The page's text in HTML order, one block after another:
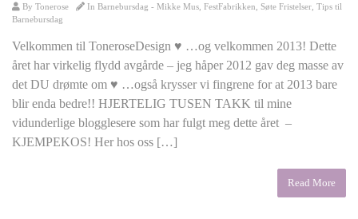
By Tonerose In Barnebursdag - Mikke Mus FestFabrikken Søte Fristelser Tips til
Barnebursdag
Velkommen til ToneroseDesign ♥ …og velkommen 2013! Dette
året har virkelig flydd avgårde – jeg håper 2012 gav deg masse av
det DU drømte om ♥ …også krysser vi fingrene for at 2013 bare
blir enda bedre!! HJERTELIG TUSEN TAKK til mine
vidunderlige blogglesere som har fulgt meg dette året –
KJEMPEKOS! Her hos oss […]
Read More